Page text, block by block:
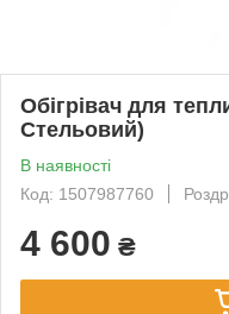
Обігрівач для
Стельовий)
В наявності
Код: 1507987760
4 600 ₴